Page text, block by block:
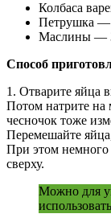
Колбаса
Петрушка —
Маслины —
Способ
1. Отварите яйца
Потом натрите на
чесночок тоже
Перемешайте
При этом немного
сверху.
Можно для